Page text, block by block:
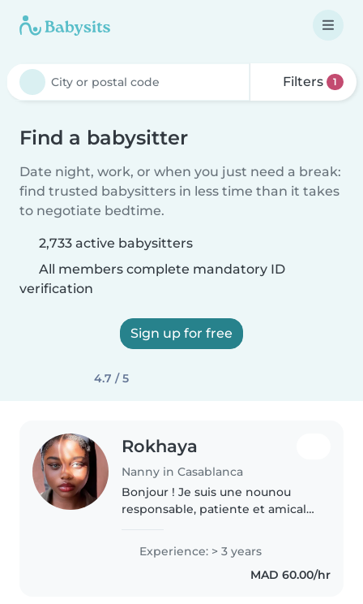
Filters 1
Find a babysitter
Date night, work, or when you just need a break:
find trusted babysitters in less time than it takes
to negotiate bedtime.
2,733 active babysitters
All members complete mandatory ID
verification
Sign up for free
4.7 / 5
Rokhaya
Nanny in Casablanca
Bonjour ! Je suis une nounou
responsable, patiente et amicale
d'expérience auprès des enfants
de tous âges, des tout-petits aux
écoliers, je suis en mesure..
Experience: > 3 years
MAD 60.00/hr